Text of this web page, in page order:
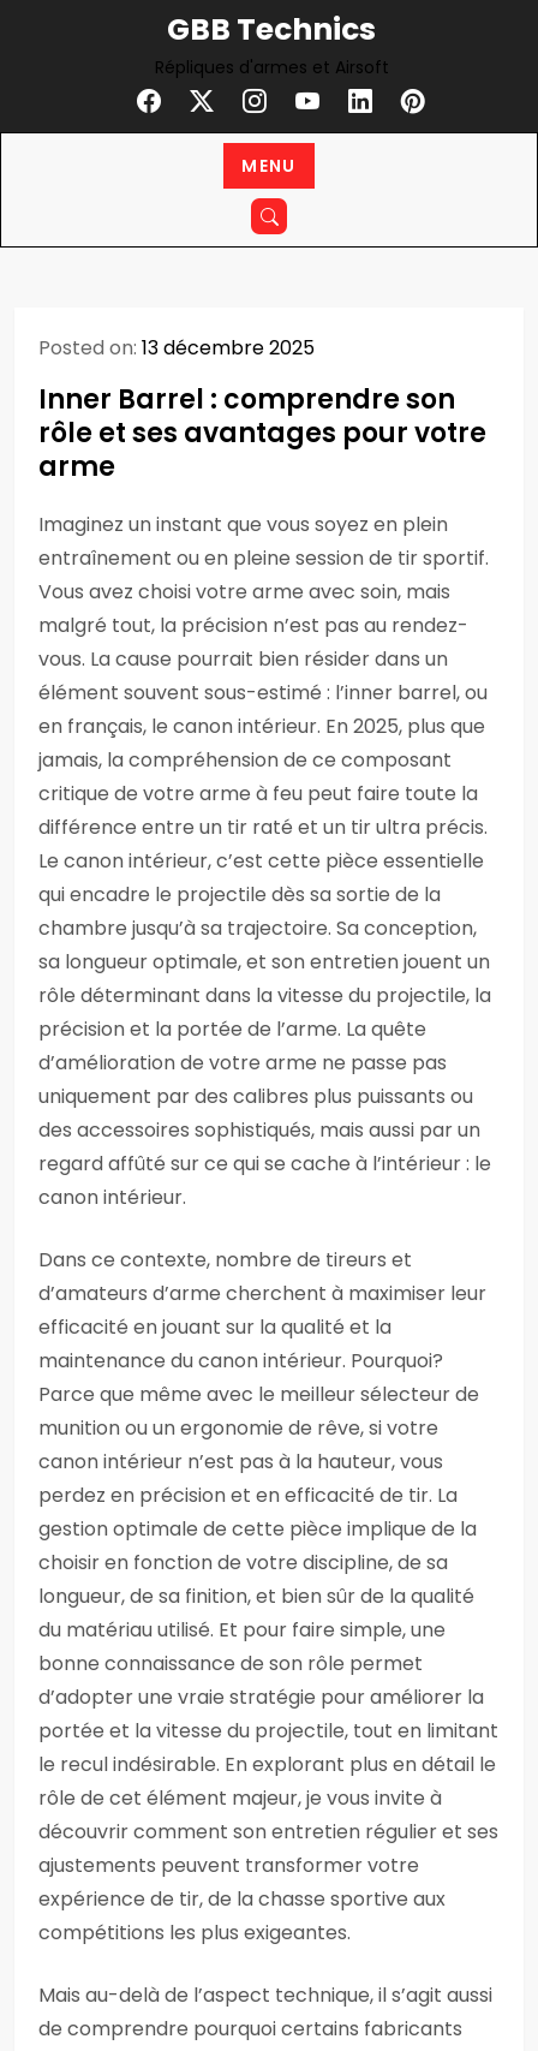
GBB Technics
Répliques d'armes et Airsoft
MENU
Posted on: 13 décembre 2025
Inner Barrel : comprendre son
rôle et ses avantages pour votre
arme
Imaginez un instant que vous soyez en plein
entraînement ou en pleine session de tir sportif.
Vous avez choisi votre arme avec soin, mais
malgré tout, la précision n’est pas au rendez-
vous. La cause pourrait bien résider dans un
élément souvent sous-estimé : l’inner barrel, ou
en français, le canon intérieur. En 2025, plus que
jamais, la compréhension de ce composant
critique de votre arme à feu peut faire toute la
différence entre un tir raté et un tir ultra précis.
Le canon intérieur, c’est cette pièce essentielle
qui encadre le projectile dès sa sortie de la
chambre jusqu’à sa trajectoire. Sa conception,
sa longueur optimale, et son entretien jouent un
rôle déterminant dans la vitesse du projectile, la
précision et la portée de l’arme. La quête
d’amélioration de votre arme ne passe pas
uniquement par des calibres plus puissants ou
des accessoires sophistiqués, mais aussi par un
regard affûté sur ce qui se cache à l’intérieur : le
canon intérieur.
Dans ce contexte, nombre de tireurs et
d’amateurs d’arme cherchent à maximiser leur
efficacité en jouant sur la qualité et la
maintenance du canon intérieur. Pourquoi?
Parce que même avec le meilleur sélecteur de
munition ou un ergonomie de rêve, si votre
canon intérieur n’est pas à la hauteur, vous
perdez en précision et en efficacité de tir. La
gestion optimale de cette pièce implique de la
choisir en fonction de votre discipline, de sa
longueur, de sa finition, et bien sûr de la qualité
du matériau utilisé. Et pour faire simple, une
bonne connaissance de son rôle permet
d’adopter une vraie stratégie pour améliorer la
portée et la vitesse du projectile, tout en limitant
le recul indésirable. En explorant plus en détail le
rôle de cet élément majeur, je vous invite à
découvrir comment son entretien régulier et ses
ajustements peuvent transformer votre
expérience de tir, de la chasse sportive aux
compétitions les plus exigeantes.
Mais au-delà de l’aspect technique, il s’agit aussi
de comprendre pourquoi certains fabricants